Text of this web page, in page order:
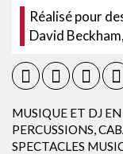
Réalisé pour
David
MUSIQUE ET DJ
PERCUSSIONS,
SPECTACLES